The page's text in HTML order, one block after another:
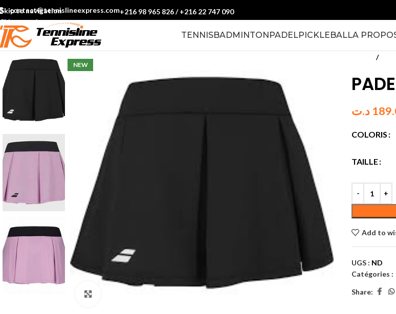
Skip to navigation
Skip to main content
contact@tennislineexpress.com+216 98 965 826/+216 22 747 090
TENNISBADMINTONPADELPICKLEBALLA
NEW
Padel
د.ت
COLORIS
TAILLE
Add to
UGS : ND
Catégories :
Share: